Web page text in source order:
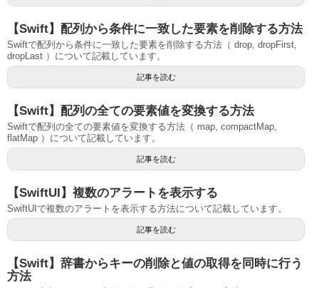
【Swift】配列から条件に一致した要素を削除する方法
Swiftで配列から条件に一致した要素を削除する方法（ drop, dropFirst,
dropLast ）について記載しています。
記事を読む
【Swift】配列の全ての要素値を変換する方法
Swiftで配列の全ての要素値を変換する方法（ map, compactMap,
flatMap ）について記載しています。
記事を読む
【SwiftUI】複数のアラートを表示する
SwiftUIで複数のアラートを表示する方法について記載しています。
記事を読む
【Swift】辞書からキーの削除と値の取得を同時に行う
方法